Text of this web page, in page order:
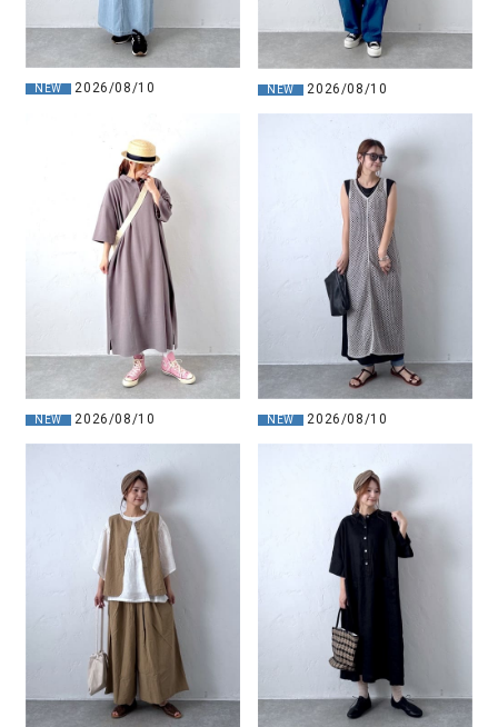
NEW 2026/08/10 NEW 2026/08/10
NEW 2026/08/10 NEW 2026/08/10